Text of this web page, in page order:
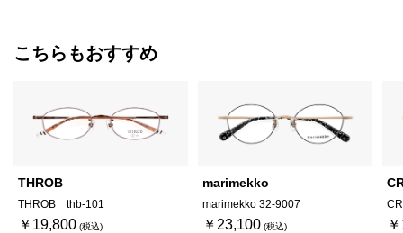
こちらもおすすめ
THROB
THROB thb-101
￥19,800
marimekko
marimekko 32-9007
￥23,100